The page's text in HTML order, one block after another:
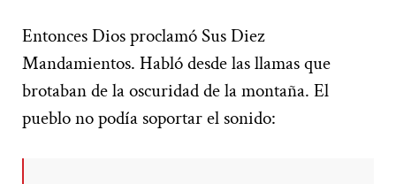
Entonces Dios proclamó Sus Diez
Mandamientos. Habló desde las llamas que
brotaban de la oscuridad de la montaña. El
pueblo no podía soportar el sonido: